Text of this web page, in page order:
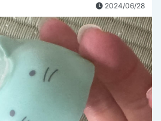
2024/06/28